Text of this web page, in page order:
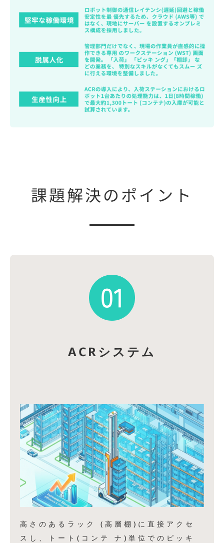
課題解決のポイント
ACRシステム
高さのあるラック (高層棚)に直接アクセ
スし、トート(コンテ ナ)単位でのピッキ